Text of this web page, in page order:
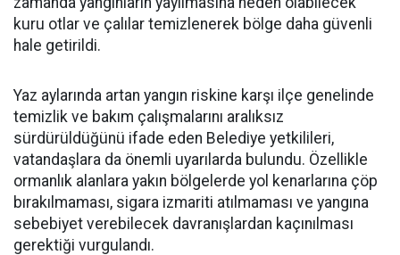
kuru otlar ve çalılar temizlenerek bölge daha güvenli
hale getirildi.
Yaz aylarında artan yangın riskine karşı ilçe genelinde
temizlik ve bakım çalışmalarını aralıksız
sürdürüldüğünü ifade eden Belediye yetkilileri,
vatandaşlara da önemli uyarılarda bulundu. Özellikle
ormanlık alanlara yakın bölgelerde yol kenarlarına çöp
bırakılmaması, sigara izmariti atılmaması ve yangına
sebebiyet verebilecek davranışlardan kaçınılması
gerektiği vurgulandı.